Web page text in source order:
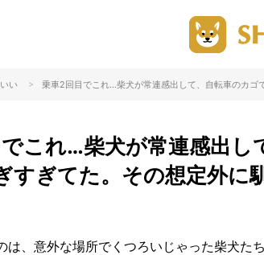
い > 乗車2回目でこれ…柴犬が常連感出して、自転車のカゴ
これ…柴犬が常連感出し
すぎてた。その想定外に
は、意外な場所でくつろいじゃった柴犬た